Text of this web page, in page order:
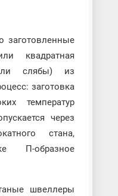
заготовленные
квадратная
слябы) из
заготовка
температур
через
стана,
П-образное
швеллеры